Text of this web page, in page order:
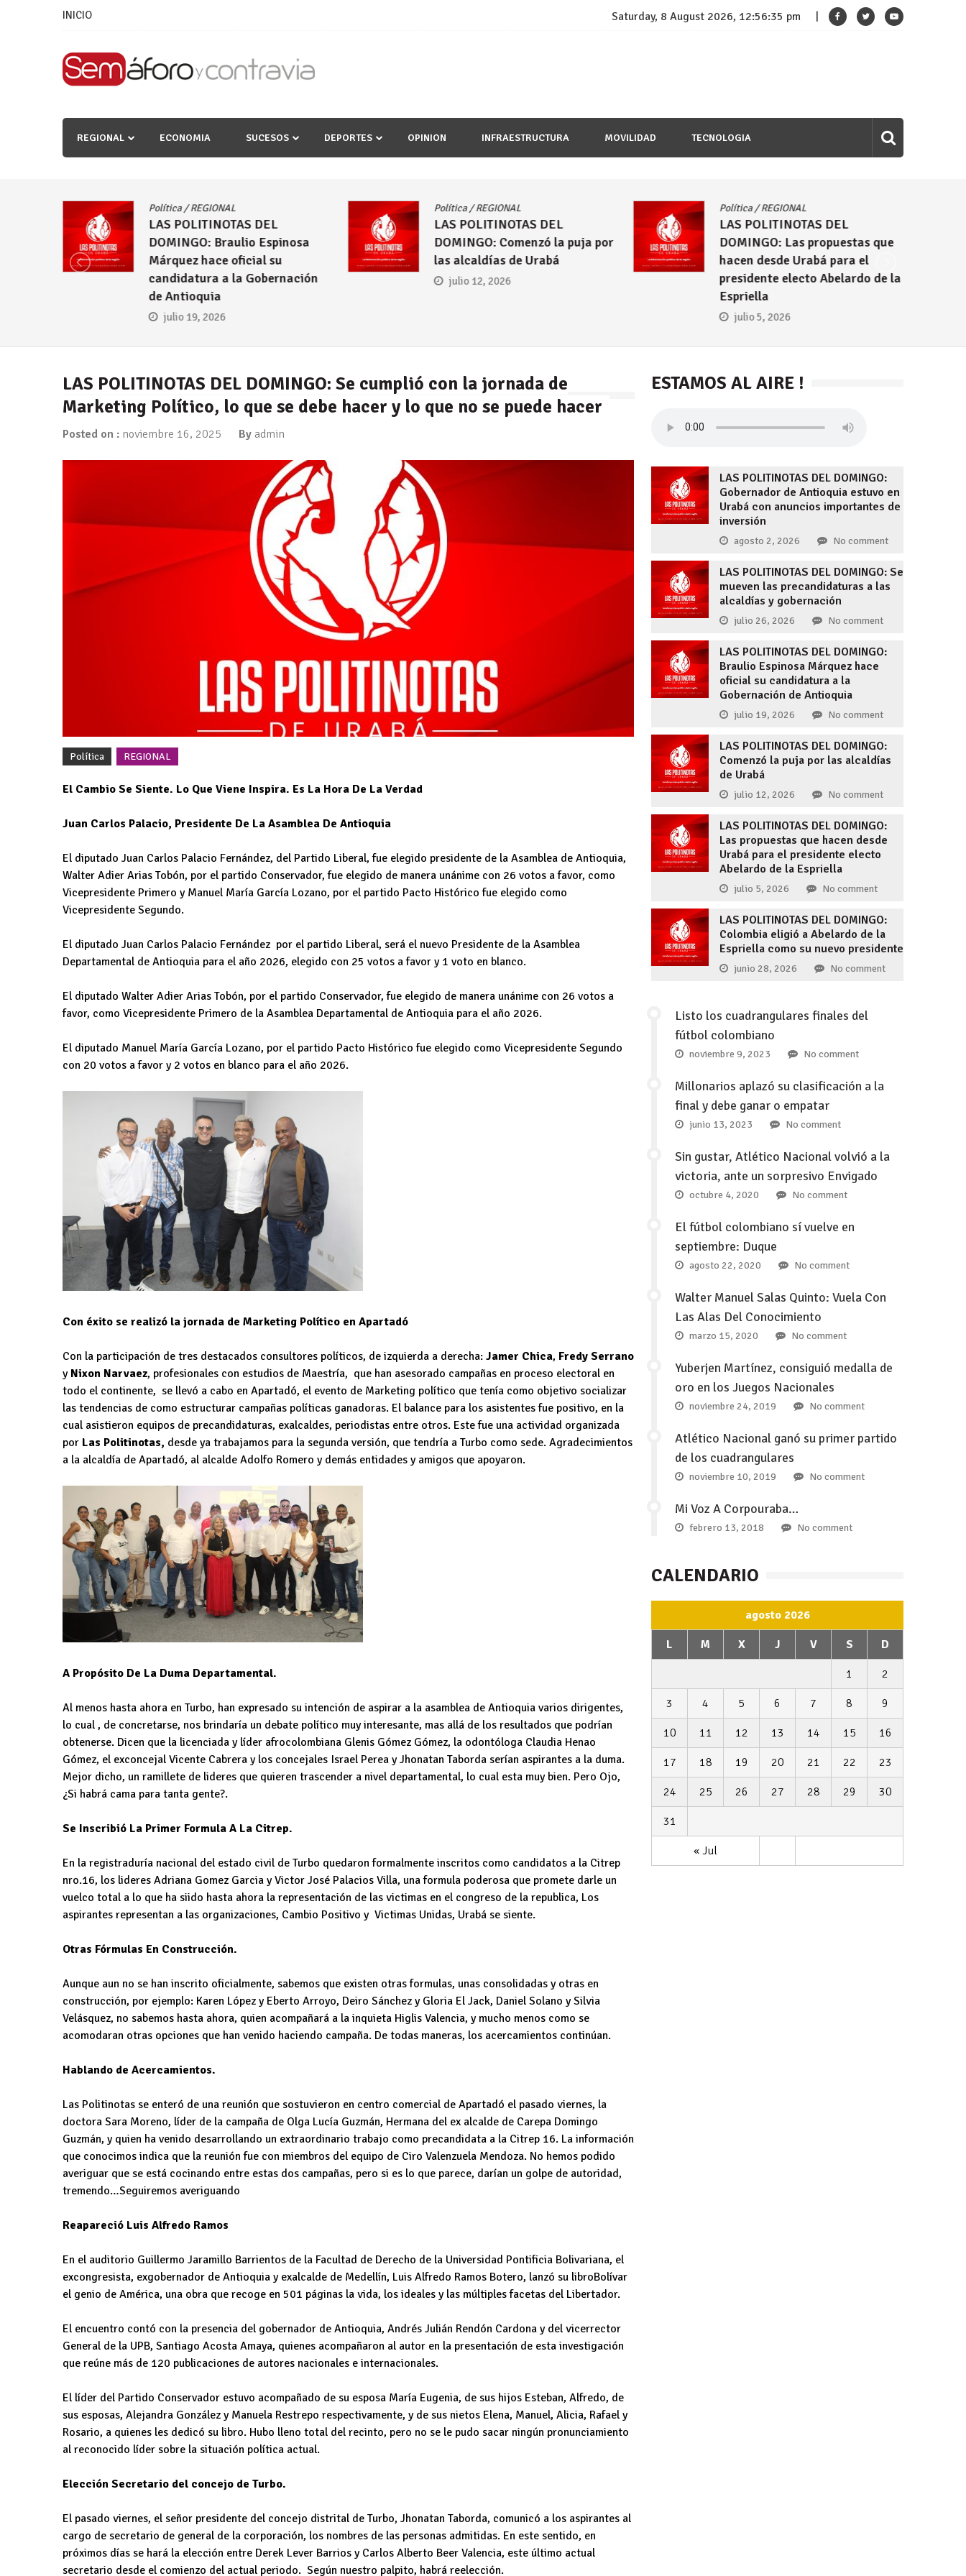
INICIO Saturday, 8 August 2026, 12:56:36 pm
REGIONAL ECONOMIA SUCESOS DEPORTES OPINION INFRAESTRUCTURA MOVILIDAD TECNOLOGIA
REGIONAL
LAS POLITINOTAS DEL
DOMINGO: Braulio Espinosa
Márquez hace oficial su
candidatura a la Gobernación
REGIONAL
LAS POLITINOTAS DEL
DOMINGO: Comenzó la puja por
las alcaldías de Urabá
REGIONAL
LAS POLITINOTAS DEL
DOMINGO: Las propuestas que
hacen desde Urabá para el
presidente electo Abelardo de la
DOMINGO:
nuevo
LAS POLITINOTAS DEL DOMINGO: Se cumplió con la jornada de
Marketing Político, lo que se debe hacer y lo que no se puede hacer
Posted on : noviembre 16, 2025 By admin
Política REGIONAL
El Cambio Se Siente. Lo Que Viene Inspira. Es La Hora De La Verdad
Juan Carlos Palacio, Presidente De La Asamblea De Antioquia
El diputado Juan Carlos Palacio Fernández, del Partido Liberal, fue elegido presidente de la Asamblea de Antioquia,
Walter Adier Arias Tobón, por el partido Conservador, fue elegido de manera unánime con 26 votos a favor, como
Vicepresidente Primero y Manuel María García Lozano, por el partido Pacto Histórico fue elegido como
Vicepresidente Segundo.
El diputado Juan Carlos Palacio Fernández por el partido Liberal, será el nuevo Presidente de la Asamblea
Departamental de Antioquia para el año 2026, elegido con 25 votos a favor y 1 voto en blanco.
El diputado Walter Adier Arias Tobón, por el partido Conservador, fue elegido de manera unánime con 26 votos a
favor, como Vicepresidente Primero de la Asamblea Departamental de Antioquia para el año 2026.
El diputado Manuel María García Lozano, por el partido Pacto Histórico fue elegido como Vicepresidente Segundo
con 20 votos a favor y 2 votos en blanco para el año 2026.
Con éxito se realizó la jornada de Marketing Político en Apartadó
Con la participación de tres destacados consultores políticos, de izquierda a derecha: Jamer Chica, Fredy Serrano
y Nixon Narvaez, profesionales con estudios de Maestría, que han asesorado campañas en proceso electoral en
todo el continente, se llevó a cabo en Apartadó, el evento de Marketing político que tenía como objetivo socializar
las tendencias de como estructurar campañas políticas ganadoras. El balance para los asistentes fue positivo, en la
cual asistieron equipos de precandidaturas, exalcaldes, periodistas entre otros. Este fue una actividad organizada
por Las Politinotas, desde ya trabajamos para la segunda versión, que tendría a Turbo como sede. Agradecimientos
a la alcaldía de Apartadó, al alcalde Adolfo Romero y demás entidades y amigos que apoyaron.
A Propósito De La Duma Departamental.
Al menos hasta ahora en Turbo, han expresado su intención de aspirar a la asamblea de Antioquia varios dirigentes,
lo cual , de concretarse, nos brindaría un debate político muy interesante, mas allá de los resultados que podrían
obtenerse. Dicen que la licenciada y líder afrocolombiana Glenis Gómez Gómez, la odontóloga Claudia Henao
Gómez, el exconcejal Vicente Cabrera y los concejales Israel Perea y Jhonatan Taborda serían aspirantes a la duma.
Mejor dicho, un ramillete de lideres que quieren trascender a nivel departamental, lo cual esta muy bien. Pero Ojo,
¿Si habrá cama para tanta gente?.
Se Inscribió La Primer Formula A La Citrep.
En la registraduría nacional del estado civil de Turbo quedaron formalmente inscritos como candidatos a la Citrep
nro.16, los lideres Adriana Gomez Garcia y Victor José Palacios Villa, una formula poderosa que promete darle un
vuelco total a lo que ha siido hasta ahora la representación de las victimas en el congreso de la republica, Los
aspirantes representan a las organizaciones, Cambio Positivo y Victimas Unidas, Urabá se siente.
Otras Fórmulas En Construcción.
Aunque aun no se han inscrito oficialmente, sabemos que existen otras formulas, unas consolidadas y otras en
construcción, por ejemplo: Karen López y Eberto Arroyo, Deiro Sánchez y Gloria El Jack, Daniel Solano y Silvia
Velásquez, no sabemos hasta ahora, quien acompañará a la inquieta Higlis Valencia, y mucho menos como se
acomodaran otras opciones que han venido haciendo campaña. De todas maneras, los acercamientos continúan.
Hablando de Acercamientos.
Las Politinotas se enteró de una reunión que sostuvieron en centro comercial de Apartadó el pasado viernes, la
doctora Sara Moreno, líder de la campaña de Olga Lucía Guzmán, Hermana del ex alcalde de Carepa Domingo
Guzmán, y quien ha venido desarrollando un extraordinario trabajo como precandidata a la Citrep 16. La información
que conocimos indica que la reunión fue con miembros del equipo de Ciro Valenzuela Mendoza. No hemos podido
averiguar que se está cocinando entre estas dos campañas, pero si es lo que parece, darían un golpe de autoridad,
tremendo…Seguiremos averiguando
Reapareció Luis Alfredo Ramos
En el auditorio Guillermo Jaramillo Barrientos de la Facultad de Derecho de la Universidad Pontificia Bolivariana, el
excongresista, exgobernador de Antioquia y exalcalde de Medellín, Luis Alfredo Ramos Botero, lanzó su libroBolívar
el genio de América, una obra que recoge en 501 páginas la vida, los ideales y las múltiples facetas del Libertador.
El encuentro contó con la presencia del gobernador de Antioquia, Andrés Julián Rendón Cardona y del vicerrector
General de la UPB, Santiago Acosta Amaya, quienes acompañaron al autor en la presentación de esta investigación
que reúne más de 120 publicaciones de autores nacionales e internacionales.
El líder del Partido Conservador estuvo acompañado de su esposa María Eugenia, de sus hijos Esteban, Alfredo, de
sus esposas, Alejandra González y Manuela Restrepo respectivamente, y de sus nietos Elena, Manuel, Alicia, Rafael y
Rosario, a quienes les dedicó su libro. Hubo lleno total del recinto, pero no se le pudo sacar ningún pronunciamiento
al reconocido líder sobre la situación política actual.
Elección Secretario del concejo de Turbo.
El pasado viernes, el señor presidente del concejo distrital de Turbo, Jhonatan Taborda, comunicó a los aspirantes al
cargo de secretario de general de la corporación, los nombres de las personas admitidas. En este sentido, en
próximos días se hará la elección entre Derek Lever Barrios y Carlos Alberto Beer Valencia, este último actual
secretario desde el comienzo del actual periodo. Según nuestro palpito, habrá reelección.
ESTAMOS AL AIRE !
LAS POLITINOTAS DEL DOMINGO:
Gobernador de Antioquia estuvo en
Urabá con anuncios importantes de
inversión
agosto 2, 2026 No comment
LAS POLITINOTAS DEL DOMINGO: Se
mueven las precandidaturas a las
alcaldías y gobernación
julio 26, 2026 No comment
LAS POLITINOTAS DEL DOMINGO:
Braulio Espinosa Márquez hace
oficial su candidatura a la
Gobernación de Antioquia
julio 19, 2026 No comment
LAS POLITINOTAS DEL DOMINGO:
Comenzó la puja por las alcaldías
de Urabá
julio 12, 2026 No comment
LAS POLITINOTAS DEL DOMINGO:
Las propuestas que hacen desde
Urabá para el presidente electo
Abelardo de la Espriella
julio 5, 2026 No comment
LAS POLITINOTAS DEL DOMINGO:
Colombia eligió a Abelardo de la
Espriella como su nuevo presidente
junio 28, 2026 No comment
Listo los cuadrangulares finales del
fútbol colombiano
noviembre 9, 2023 No comment
Millonarios aplazó su clasificación a la
final y debe ganar o empatar
junio 13, 2023 No comment
Sin gustar, Atlético Nacional volvió a la
victoria, ante un sorpresivo Envigado
octubre 4, 2020 No comment
El fútbol colombiano sí vuelve en
septiembre: Duque
agosto 22, 2020 No comment
Walter Manuel Salas Quinto: Vuela Con
Las Alas Del Conocimiento
marzo 15, 2020 No comment
Yuberjen Martínez, consiguió medalla de
oro en los Juegos Nacionales
noviembre 24, 2019 No comment
Atlético Nacional ganó su primer partido
de los cuadrangulares
noviembre 10, 2019 No comment
Mi Voz A Corpouraba…
febrero 13, 2018 No comment
CALENDARIO
agosto 2026
L M X J V S D
« Jul
1 2
3 4 5 6 7 8 9
10 11 12 13 14 15 16
17 18 19 20 21 22 23
24 25 26 27 28 29 30
31